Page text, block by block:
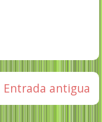
Entrada antigua